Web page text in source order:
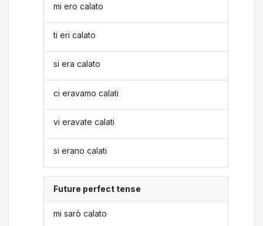
mi ero calato
ti eri calato
si era calato
ci eravamo calati
vi eravate calati
si erano calati
Future perfect tense
mi sarò calato